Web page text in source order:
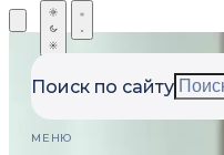
Поиск по сайту
МЕНЮ